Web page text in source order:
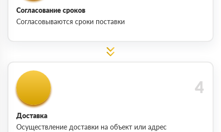
Согласование сроков
Согласовываются сроки поставки
Доставка
Осуществление доставки на объект или адрес